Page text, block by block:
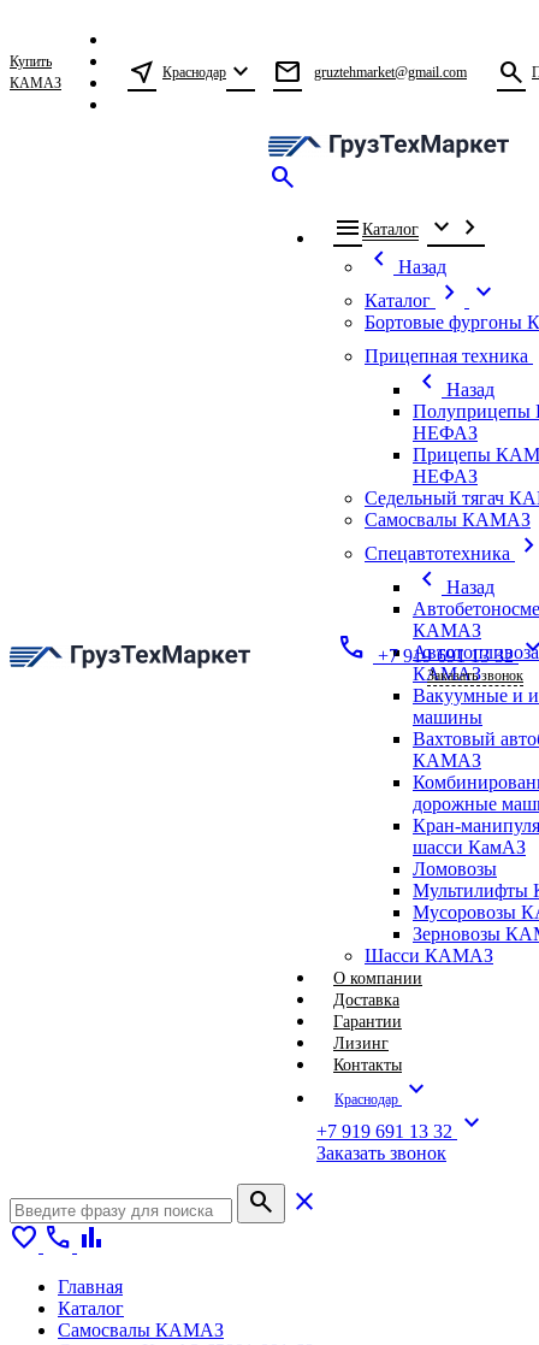
Купить
КАМАЗ
near_me Краснодар expand_more mail gruztehmarket@gmail.com search
search
menu Каталог expand_more chevron_right
chevron_left
Назад
Каталог
chevron_right expand_more
Бортовые
Прицепная техника
chevron_left
Назад
НЕФАЗ
Прицепы
НЕФАЗ
Седельный тягач
Самосвалы КАМАЗ
Спецавтотехника
chevron_left
Назад
КАМАЗ
КАМАЗ
Вакуумные и
машины
Вахтовый
КАМАЗ
дорожные
Кран-
шасси КамАЗ
Ломовозы
Мультилифты
Мусоровозы
Зерновозы
Шасси КАМАЗ
О компании
Доставка
Гарантии
Лизинг
Контакты
Краснодар expand_more
+7 919 691 13 32 expand_more
Заказать звонок
call +7 919 691 13 32
Заказать звонок
search
close
favorite call bar_chart
Главная
Каталог
Самосвалы КАМАЗ